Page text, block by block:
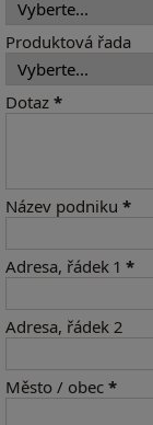
Produktová řada
Dotaz *
Název podniku *
Adresa, řádek 1 *
Adresa, řádek 2
Město / obec *